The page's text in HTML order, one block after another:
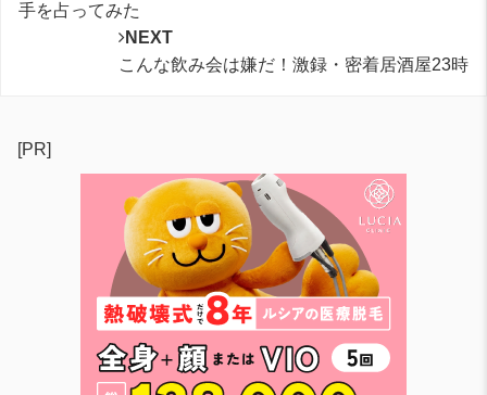
手を占ってみた
NEXT
こんな飲み会は嫌だ！激録・密着居酒屋23時
[PR]